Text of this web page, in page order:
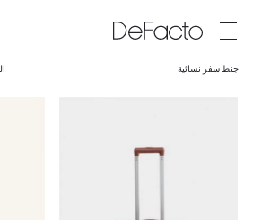
جنط سفر نسائية